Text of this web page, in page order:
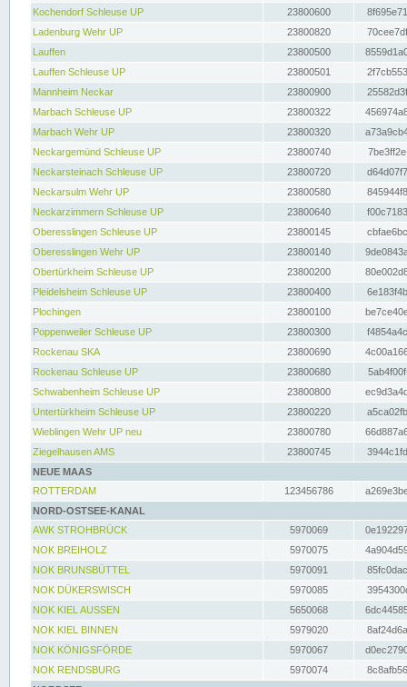
Kochendorf Schleuse UP
23800600
Ladenburg Wehr UP
23800820
Lauffen
23800500
Lauffen Schleuse UP
23800501
Mannheim Neckar
23800900
Marbach Schleuse UP
23800322
Marbach Wehr UP
23800320
Neckargemünd Schleuse UP
23800740
Neckarsteinach Schleuse UP
23800720
Neckarsulm Wehr UP
23800580
Neckarzimmern Schleuse UP
23800640
Oberesslingen Schleuse UP
23800145
Oberesslingen Wehr UP
23800140
Obertürkheim Schleuse UP
23800200
Pleidelsheim Schleuse UP
23800400
Plochingen
23800100
Poppenweiler Schleuse UP
23800300
Rockenau SKA
23800690
Rockenau Schleuse UP
23800680
Schwabenheim Schleuse UP
23800800
Untertürkheim Schleuse UP
23800220
Wieblingen Wehr UP neu
23800780
Ziegelhausen AMS
23800745
NEUE MAAS
ROTTERDAM
123456786
NORD-OSTSEE-KANAL
AWK STROHBRÜCK
5970069
NOK BREIHOLZ
5970075
NOK BRUNSBÜTTEL
5970091
NOK DÜKERSWISCH
5970085
NOK KIEL AUSSEN
5650068
NOK KIEL BINNEN
5979020
NOK KÖNIGSFÖRDE
5970067
NOK RENDSBURG
5970074